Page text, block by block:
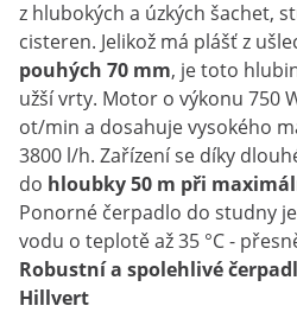
z hlubokých a úzkých šachet,
cisteren. Jelikož má plášť z
pouhých 70 mm, je toto
užší vrty. Motor o výkonu 750
ot/min a dosahuje vysokého
3800 l/h. Zařízení se díky
do hloubky 50 m při
Ponorné čerpadlo do studny
vodu o teplotě až 35 °C -
Robustní a spolehlivé
Hillvert